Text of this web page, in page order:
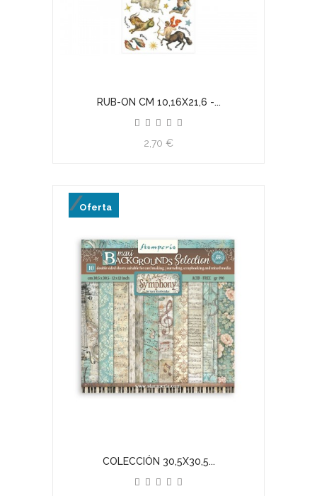
RUB-ON CM 10,16X21,6 -...
2,70 €
Oferta
COLECCIÓN 30,5X30,5...